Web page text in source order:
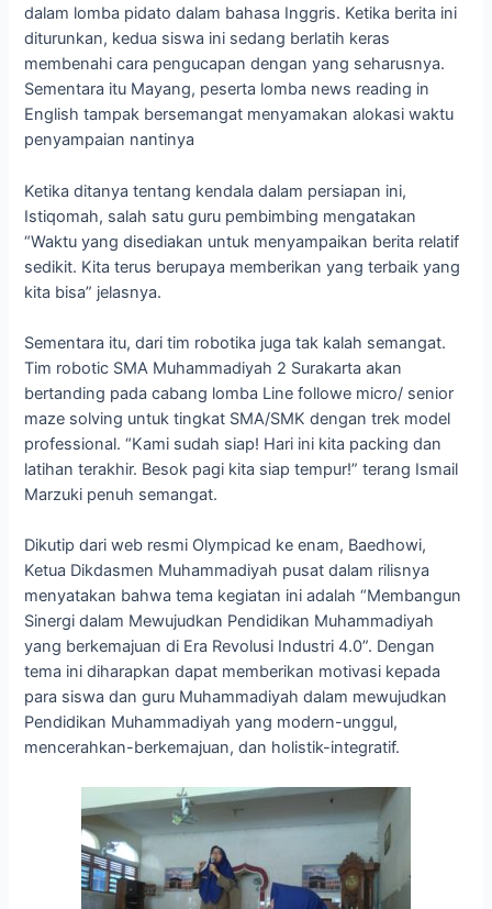
dalam lomba pidato dalam bahasa Inggris. Ketika berita ini
diturunkan, kedua siswa ini sedang berlatih keras
membenahi cara pengucapan dengan yang seharusnya.
Sementara itu Mayang, peserta lomba news reading in
English tampak bersemangat menyamakan alokasi waktu
penyampaian nantinya
Ketika ditanya tentang kendala dalam persiapan ini,
Istiqomah, salah satu guru pembimbing mengatakan
“Waktu yang disediakan untuk menyampaikan berita relatif
sedikit. Kita terus berupaya memberikan yang terbaik yang
kita bisa” jelasnya.
Sementara itu, dari tim robotika juga tak kalah semangat.
Tim robotic SMA Muhammadiyah 2 Surakarta akan
bertanding pada cabang lomba Line followe micro/ senior
maze solving untuk tingkat SMA/SMK dengan trek model
professional. “Kami sudah siap! Hari ini kita packing dan
latihan terakhir. Besok pagi kita siap tempur!” terang Ismail
Marzuki penuh semangat.
Dikutip dari web resmi Olympicad ke enam, Baedhowi,
Ketua Dikdasmen Muhammadiyah pusat dalam rilisnya
menyatakan bahwa tema kegiatan ini adalah “Membangun
Sinergi dalam Mewujudkan Pendidikan Muhammadiyah
yang berkemajuan di Era Revolusi Industri 4.0”. Dengan
tema ini diharapkan dapat memberikan motivasi kepada
para siswa dan guru Muhammadiyah dalam mewujudkan
Pendidikan Muhammadiyah yang modern-unggul,
mencerahkan-berkemajuan, dan holistik-integratif.